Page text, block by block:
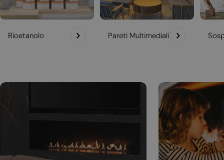
Bioetanolo Pareti Multimediali